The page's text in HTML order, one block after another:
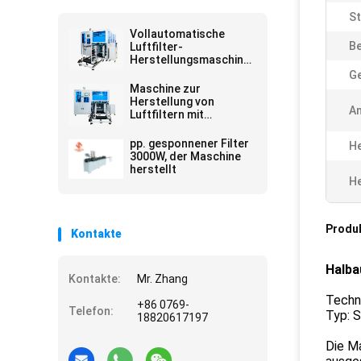
Vollautomatische
Luftfilter-
Herstellungsmaschine
Steuerungssystem für
Hochgeschwindigkeits-
und unbemannten
Maschine zur
Herstellung von
Luftfiltern mit
Beutel- und
Nietenlösungen für die
Herstellung und
pp. gesponnener Filter
3000W, der Maschine
herstellt
Kontakte
Kontakte: Mr. Zhang
Telefon:
+86 0769-
18820617197
Typ:
Die